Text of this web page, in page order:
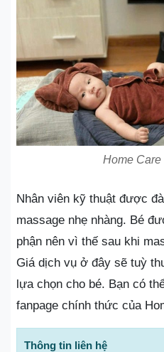
Home
Nhân viên kỹ thuật được
massage nhẹ nhàng. Bé
phận nên vì thế sau khi
Giá dịch vụ ở đây sẽ tuỳ
lựa chọn cho bé. Bạn có
fanpage chính thức của
Thông tin liên hệ